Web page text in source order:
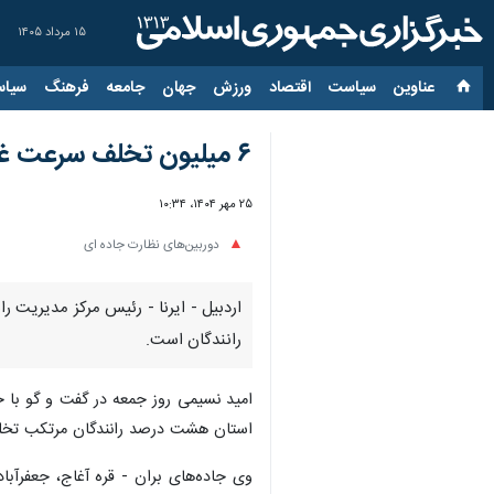
۱۵ مرداد ۱۴۰۵
عناوین‌ سیاست اقتصاد ورزش جهان جامعه فرهنگ
۶ میلیون تخلف سرعت غیرمجاز در جاده‌های استان اردبیل ثبت شد
۲۵ مهر ۱۴۰۴، ۱۰:۳۴